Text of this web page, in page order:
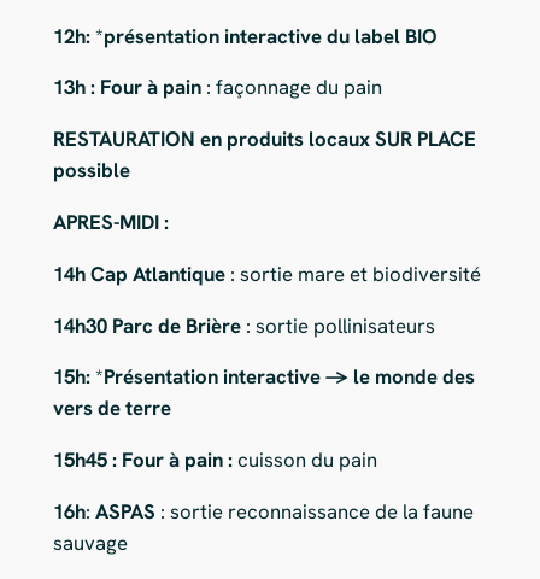
12h:*présentation interactive du label BIO
13h : Four à pain : façonnage du pain
RESTAURATION en produits locaux SUR PLACE
possible
APRES-MIDI :
14h Cap Atlantique: sortie mare et biodiversité
14h30 Parc de Brière: sortie pollinisateurs
15h:*Présentation interactive -> le monde des
vers de terre
15h45 : Four à pain :cuisson du pain
16h: ASPAS : sortie reconnaissance de la faune
sauvage